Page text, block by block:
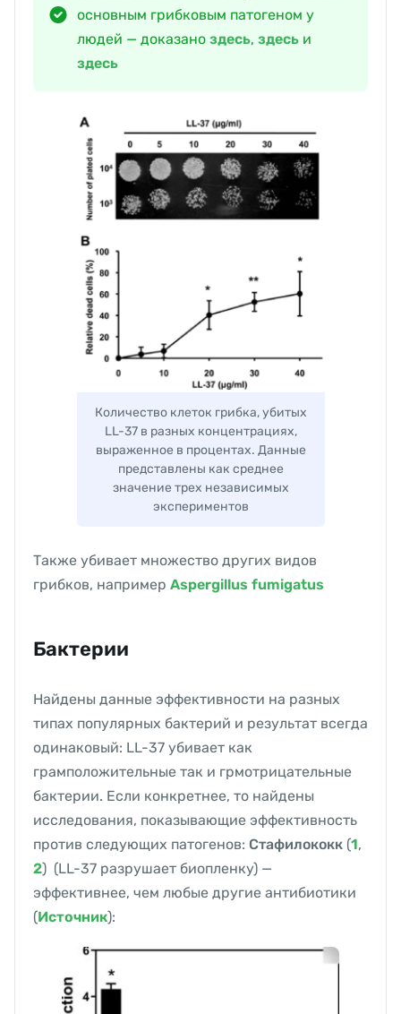
основным грибковым патогеном у
людей — доказано здесь, здесь и
здесь
Количество клеток грибка, убитых
LL-37 в разных концентрациях,
выраженное в процентах. Данные
представлены как среднее
значение трех независимых
экспериментов
Также убивает множество других видов
грибков, например Aspergillus fumigatus
Бактерии
Найдены данные эффективности на разных
типах популярных бактерий и результат всегда
одинаковый: LL-37 убивает как
грамположительные так и грмотрицательные
бактерии. Если конкретнее, то найдены
исследования, показывающие эффективность
против следующих патогенов: Стафилококк (1,
2) (LL-37 разрушает биопленку) —
эффективнее, чем любые другие антибиотики
(Источник):